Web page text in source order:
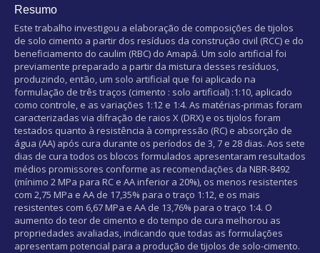
Resumo
Este trabalho investigou a elaboração de composições de tijolos
de solo cimento a partir dos resíduos da construção civil (RCC) e do
beneficiamento do caulim (RBC) do Amapá. Um solo artificial foi
previamente preparado a partir da mistura desses resíduos,
produzindo, então, um solo artificial que foi aplicado na
formulação de três traços (cimento : solo artificial) :1:10, aplicado
como controle, e as variações 1:12 e 1:4. As matérias-primas foram
caracterizadas via difração de raios X (DRX) e os tijolos foram
testados quanto à resistência à compressão (RC) e absorção de
água (AA) após cura durante os períodos de 3, 7 e 28 dias. Aos sete
dias de cura todos os blocos formulados apresentaram resultados
médios promissores conforme as recomendações da NBR-8492
(mínimo 2 MPa para RC e AA inferior a 20%), os menos resistentes
com 2,75 MPa e AA de 17,35% para o traço 1:12, e os mais
resistentes com 6,67 MPa e AA de 13,76% para o traço 1:4. O
aumento do teor de cimento e do tempo de cura melhorou as
propriedades avaliadas, indicando que todas as formulações
apresentam potencial para a produção de tijolos de solo-cimento.